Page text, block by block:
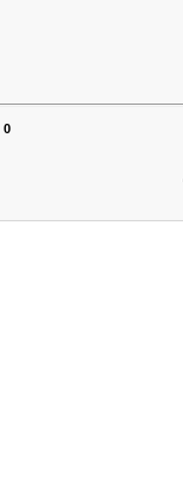
0